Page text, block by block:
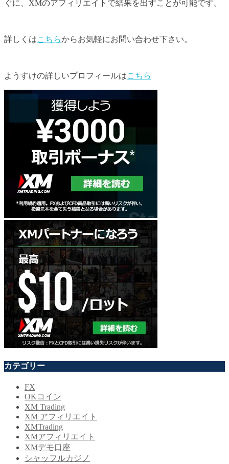
ぐに、XMのアフィリエイトで結果を出すことが可能です。
詳しくはこちらからお気軽にお問い合わせ下さい。
ようすけの詳しいプロフィールはこちら
カテゴリー
FX
OKコイン
XM Trading
XM アフィリエイト
XMTrading
XMアフィリエイト
XMデモ口座
シャッフルカジノ